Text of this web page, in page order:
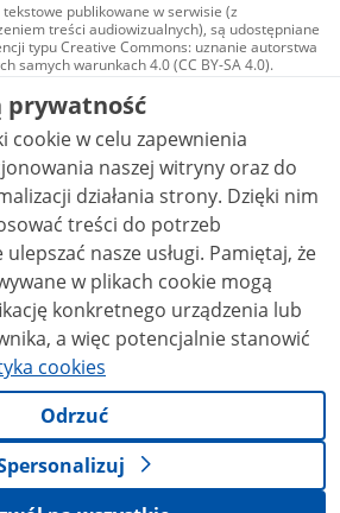
tekstowe publikowane w serwisie (z
treści audiowizualnych), są udostępniane
typu Creative Commons: uznanie autorstwa
samych warunkach 4.0 (CC BY-SA 4.0).
audiowizualne, w tym zdjęcia, materiały
wideo, są udostępniane na licencji typu
Commons: uznanie autorstwa użycie
- bez utworów zależnych 4.0 (CC BY-
4.0), o ile nie jest to stwierdzone inaczej.
prywatność
cookie w celu zapewnienia
naszej witryny oraz do
działania strony. Dzięki nim
treści do potrzeb
nasze usługi. Pamiętaj, że
w plikach cookie mogą
konkretnego urządzenia lub
a więc potencjalnie stanowić
cookies
Odrzuć